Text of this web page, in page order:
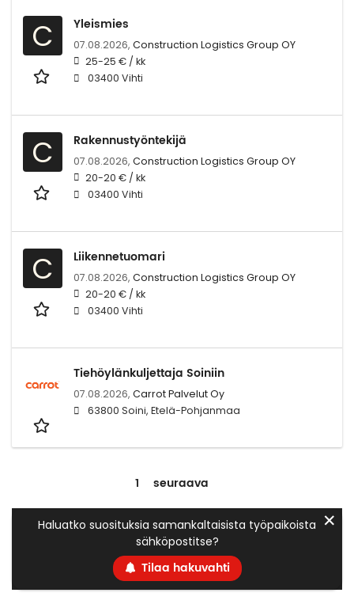
C Yleismies
07.08.2026, Construction Logistics Group OY
25-25 € / kk
03400 Vihti
C Rakennustyöntekijä
07.08.2026, Construction Logistics Group OY
20-20 € / kk
03400 Vihti
C Liikennetuomari
07.08.2026, Construction Logistics Group OY
20-20 € / kk
03400 Vihti
Tiehöylänkuljettaja Soiniin
07.08.2026, Carrot Palvelut Oy
63800 Soini, Etelä-Pohjanmaa
1 seuraava
Haluatko suosituksia samankaltaisista työpaikoista
sähköpostitse?
Tilaa hakuvahti
✕